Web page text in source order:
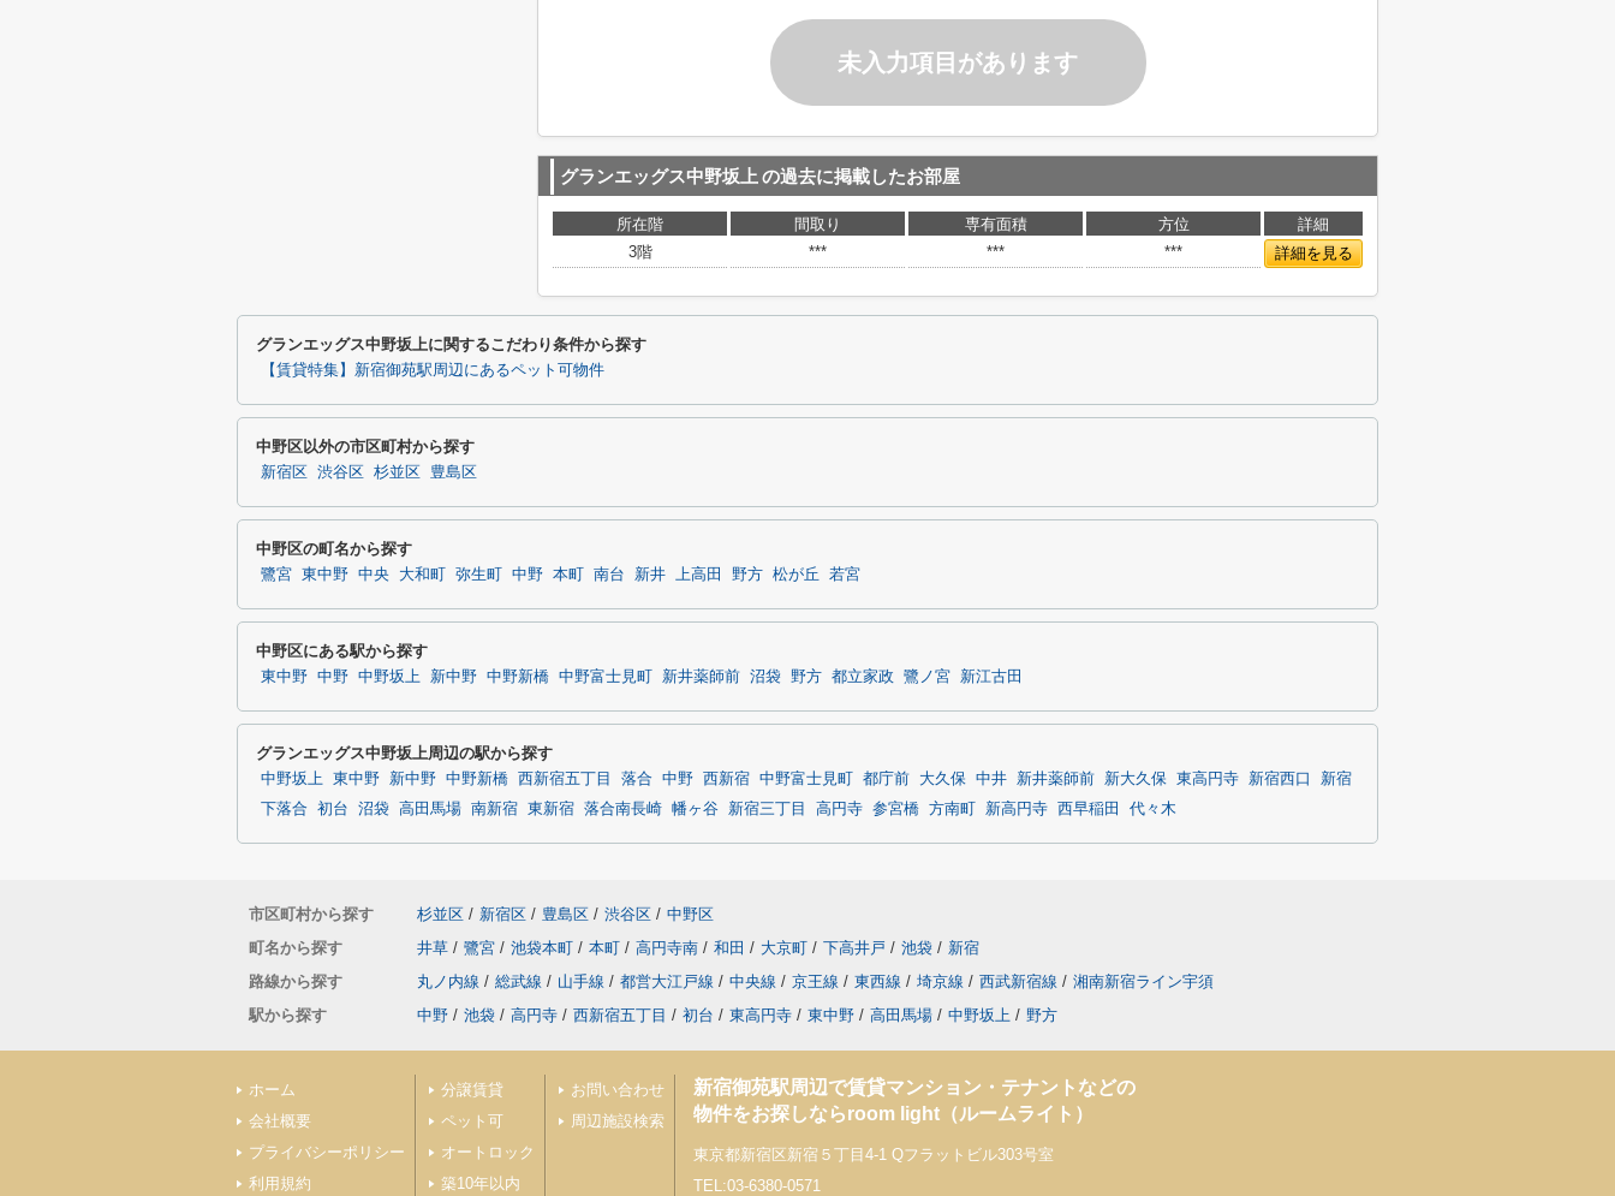
未入力項目があります
グランエッグス中野坂上 の過去に掲載したお部屋
所在階 間取り 専有面積 方位
詳細
3階
*** *** *** 詳細を見る
グランエッグス中野坂上に関するこだわり条件から探す
【賃貸特集】新宿御苑駅周辺にあるペット可物件
中野区以外の市区町村から探す
新宿区 渋谷区 杉並区 豊島区
中野区の町名から探す
鷺宮 東中野 中央 大和町 弥生町 中野 本町 南台 新井 上高田 野方 松が丘 若宮
中野区にある駅から探す
東中野 中野 中野坂上 新中野 中野新橋 中野富士見町 新井薬師前 沼袋 野方 都立家政 鷺ノ宮 新江古田
グランエッグス中野坂上周辺の駅から探す
中野坂上 東中野 新中野 中野新橋 西新宿五丁目 落合 中野 西新宿 中野富士見町 都庁前 大久保 中井 新井薬師前 新大久保 東高円寺 新宿西口
新宿
下落合 初台 沼袋 高田馬場 南新宿 東新宿 落合南長崎 幡ヶ谷 新宿三丁目 高円寺 参宮橋 方南町 新高円寺 西早稲田 代々木
市区町村から探す 杉並区 / 新宿区 / 豊島区 / 渋谷区 / 中野区
町名から探す
井草 / 鷺宮 / 池袋本町 / 本町 / 高円寺南 / 和田 / 大京町 / 下高井戸 / 池袋 / 新宿
路線から探す
丸ノ内線 / 総武線 / 山手線 / 都営大江戸線 / 中央線 / 京王線 / 東西線 / 埼京線 / 西武新宿線 / 湘南新宿ライン宇須
駅から探す
中野 / 池袋 / 高円寺 / 西新宿五丁目 / 初台 / 東高円寺 / 東中野 / 高田馬場 / 中野坂上 / 野方
ホーム
会社概要
プライバシーポリシー
利用規約
分譲賃貸
ペット可
オートロック
築10年以内
お問い合わせ
周辺施設検索
新宿御苑駅周辺で賃貸マンション・テナントなどの
物件をお探しならroom light（ルームライト）
東京都新宿区新宿５丁目4-1 Qフラットビル303号室
TEL:03-6380-0571